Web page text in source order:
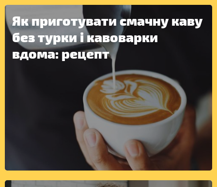
Як приготувати смачну каву
без турки і кавоварки
вдома: рецепт